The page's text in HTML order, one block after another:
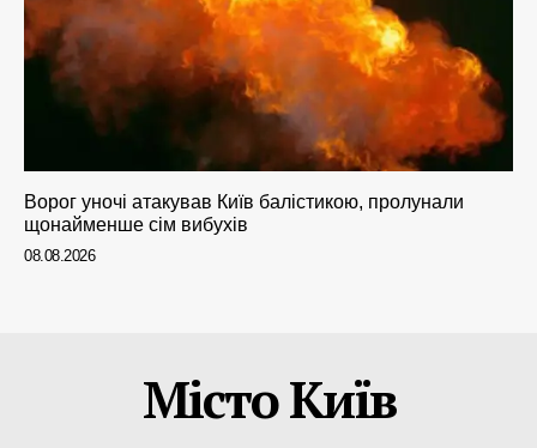
Ворог уночі атакував Київ балістикою, пролунали
щонайменше сім вибухів
08.08.2026
Місто Київ